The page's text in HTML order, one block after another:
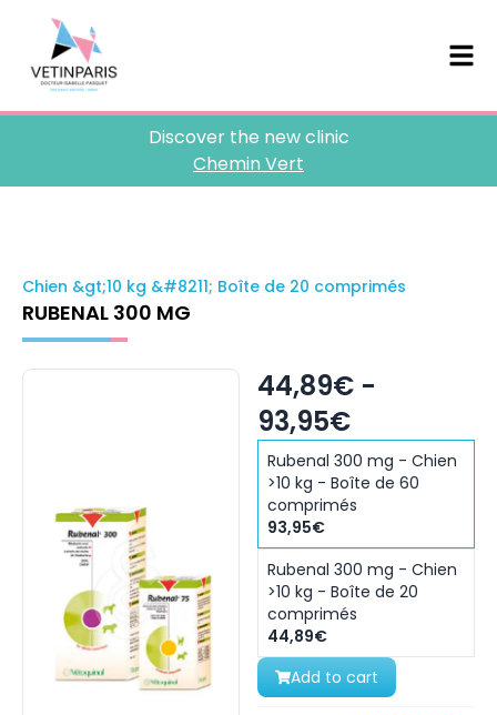
Discover the new clinic
Chemin Vert
Chien &gt;10 kg &#8211; Boîte de 20 comprimés
RUBENAL 300 MG
44,89€ -
93,95€
Rubenal 300 mg - Chien
>10 kg - Boîte de 60
comprimés
93,95€
Rubenal 300 mg - Chien
>10 kg - Boîte de 20
comprimés
44,89€
Add to cart